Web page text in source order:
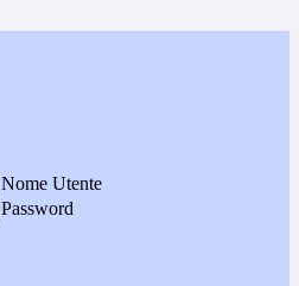
Nome Utente
Password